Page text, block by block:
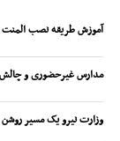
آموزش طریقه نصب
مدارس غیرحضوری و
وزارت نیرو یک مسیر روشن